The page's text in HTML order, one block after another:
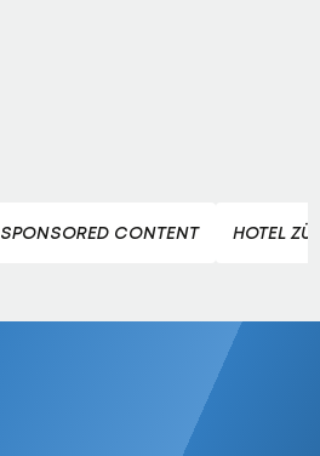
SPONSORED CONTENT HOTEL